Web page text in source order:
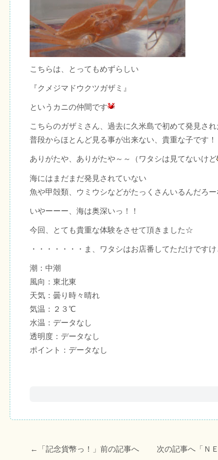
こちらは、とってもめずらしい
『クメジマドウクツガザミ』
というカニの仲間です
こちらのガザミさん、過去に久米島で初めて発見さ
普段からほとんど見る事が出来ない、貴重な子です！
ありがたや、ありがたや～～（ワタシは見てないけど
海にはまだまだ発見されていない
魚や甲殻類、ウミウシなどがたっくさんいるんだろ
いやーーー、海は奥深いっ！！
今回、とても貴重な体験をさせて頂きました☆
・・・・・・・ま、ワタシはお店番してただけです
潮：中潮
風向：東北東
天気：曇り時々晴れ
気温：２３℃
水温：データなし
透明度：データなし
ポイント：データなし
←「 記念貨幣っ！ 」前の記事へ 次の記事へ「 Ｎ